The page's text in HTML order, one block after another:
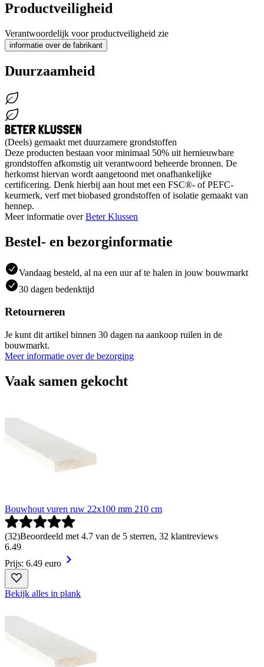
Productveiligheid
Verantwoordelijk voor productveiligheid zie
informatie over de fabrikant
Duurzaamheid
(Deels) gemaakt met duurzamere grondstoffen
Deze producten bestaan voor minimaal 50% uit hernieuwbare
grondstoffen afkomstig uit verantwoord beheerde bronnen. De
herkomst hiervan wordt aangetoond met onafhankelijke
certificering. Denk hierbij aan hout met een FSC®- of PEFC-
keurmerk, verf met biobased grondstoffen of isolatie gemaakt van
hennep.
Meer informatie overBeter Klussen
Bestel- en bezorginformatie
Vandaag besteld, al na een uur af te halen in jouw bouwmarkt
30 dagen bedenktijd
Retourneren
Je kunt dit artikel binnen 30 dagen na aankoop ruilen in de
bouwmarkt.
Meer informatie over de bezorging
Vaak samen gekocht
Bouwhout vuren ruw 22x100 mm 210 cm
(32)Beoordeeld met 4.7 van de 5 sterren, 32 klantreviews
6.49
Prijs: 6.49 euro
Bekijk alles in plank